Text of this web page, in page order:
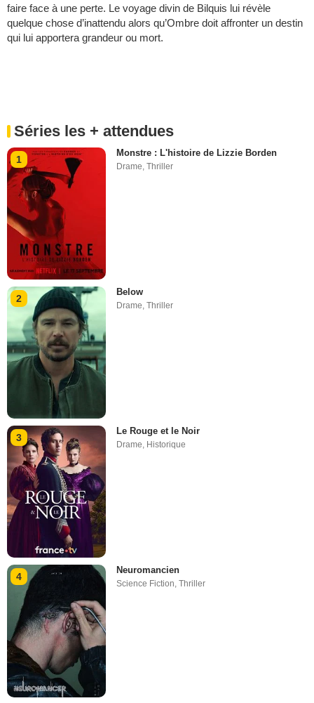
faire face à une perte. Le voyage divin de Bilquis lui révèle
quelque chose d’inattendu alors qu’Ombre doit affronter un destin
qui lui apportera grandeur ou mort.
Séries les + attendues
1
Monstre : L'histoire de Lizzie Borden
Drame ,Thriller
2
Below
Drame,Thriller
3
Le Rouge et le Noir
Drame, Historique
4
Neuromancien
Science Fiction,Thriller